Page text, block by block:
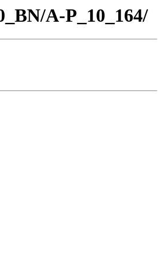
A-P_10_164/